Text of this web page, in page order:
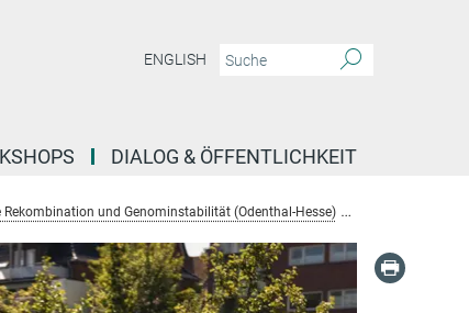
ENGLISH
DIALOG & ÖFFENTLICHKEIT
und Genominstabilität (Odenthal-Hesse)